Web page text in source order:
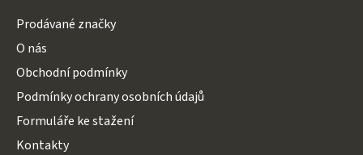
Prodávané značky
O nás
Obchodní podmínky
Podmínky ochrany osobních údajů
Formuláře ke stažení
Kontakty